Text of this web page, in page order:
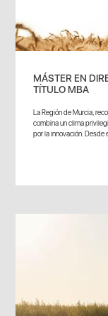
MÁSTER EN
TÍTULO MBA
La Región de Murcia,
combina un clima
por la innovación. Desde